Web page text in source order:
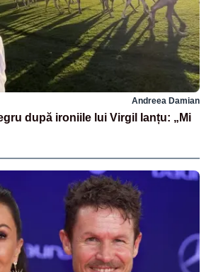
Andreea Damian
după ironiile lui Virgil Ianțu: „Mi